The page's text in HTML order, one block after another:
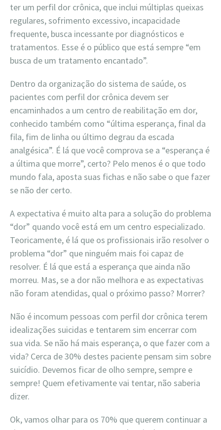
ter um perfil dor crônica, que inclui múltiplas queixas
regulares, sofrimento excessivo, incapacidade
frequente, busca incessante por diagnósticos e
tratamentos. Esse é o público que está sempre “em
busca de um tratamento encantado”.
Dentro da organização do sistema de saúde, os
pacientes com perfil dor crônica devem ser
encaminhados a um centro de reabilitação em dor,
conhecido também como “última esperança, final da
fila, fim de linha ou último degrau da escada
analgésica”. É lá que você comprova se a “esperança é
a última que morre”, certo? Pelo menos é o que todo
mundo fala, aposta suas fichas e não sabe o que fazer
se não der certo.
A expectativa é muito alta para a solução do problema
“dor” quando você está em um centro especializado.
Teoricamente, é lá que os profissionais irão resolver o
problema “dor” que ninguém mais foi capaz de
resolver. É lá que está a esperança que ainda não
morreu. Mas, se a dor não melhora e as expectativas
não foram atendidas, qual o próximo passo? Morrer?
Não é incomum pessoas com perfil dor crônica terem
idealizações suicidas e tentarem sim encerrar com
sua vida. Se não há mais esperança, o que fazer com a
vida? Cerca de 30% destes paciente pensam sim sobre
suicídio. Devemos ficar de olho sempre, sempre e
sempre! Quem efetivamente vai tentar, não saberia
dizer.
Ok, vamos olhar para os 70% que querem continuar a